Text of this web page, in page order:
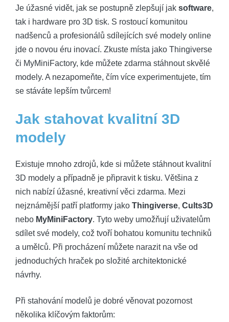
Je úžasné vidět, jak se postupně zlepšují jak software,
tak i hardware pro 3D tisk. S rostoucí komunitou
nadšenců a profesionálů sdílejících své modely online
jde o novou éru inovací. Zkuste místa jako Thingiverse
či MyMiniFactory, kde můžete zdarma stáhnout skvělé
modely. A nezapomeňte, čím více experimentujete, tím
se stáváte lepším tvůrcem!
Jak stahovat kvalitní 3D
modely
Existuje mnoho zdrojů, kde si můžete stáhnout kvalitní
3D modely a případně je připravit k tisku. Většina z
nich nabízí úžasné, kreativní věci zdarma. Mezi
nejznámější patří platformy jako Thingiverse, Cults3D
nebo MyMiniFactory. Tyto weby umožňují uživatelům
sdílet své modely, což tvoří bohatou komunitu techniků
a umělců. Při procházení můžete narazit na vše od
jednoduchých hraček po složité architektonické
návrhy.
Při stahování modelů je dobré věnovat pozornost
několika klíčovým faktorům: